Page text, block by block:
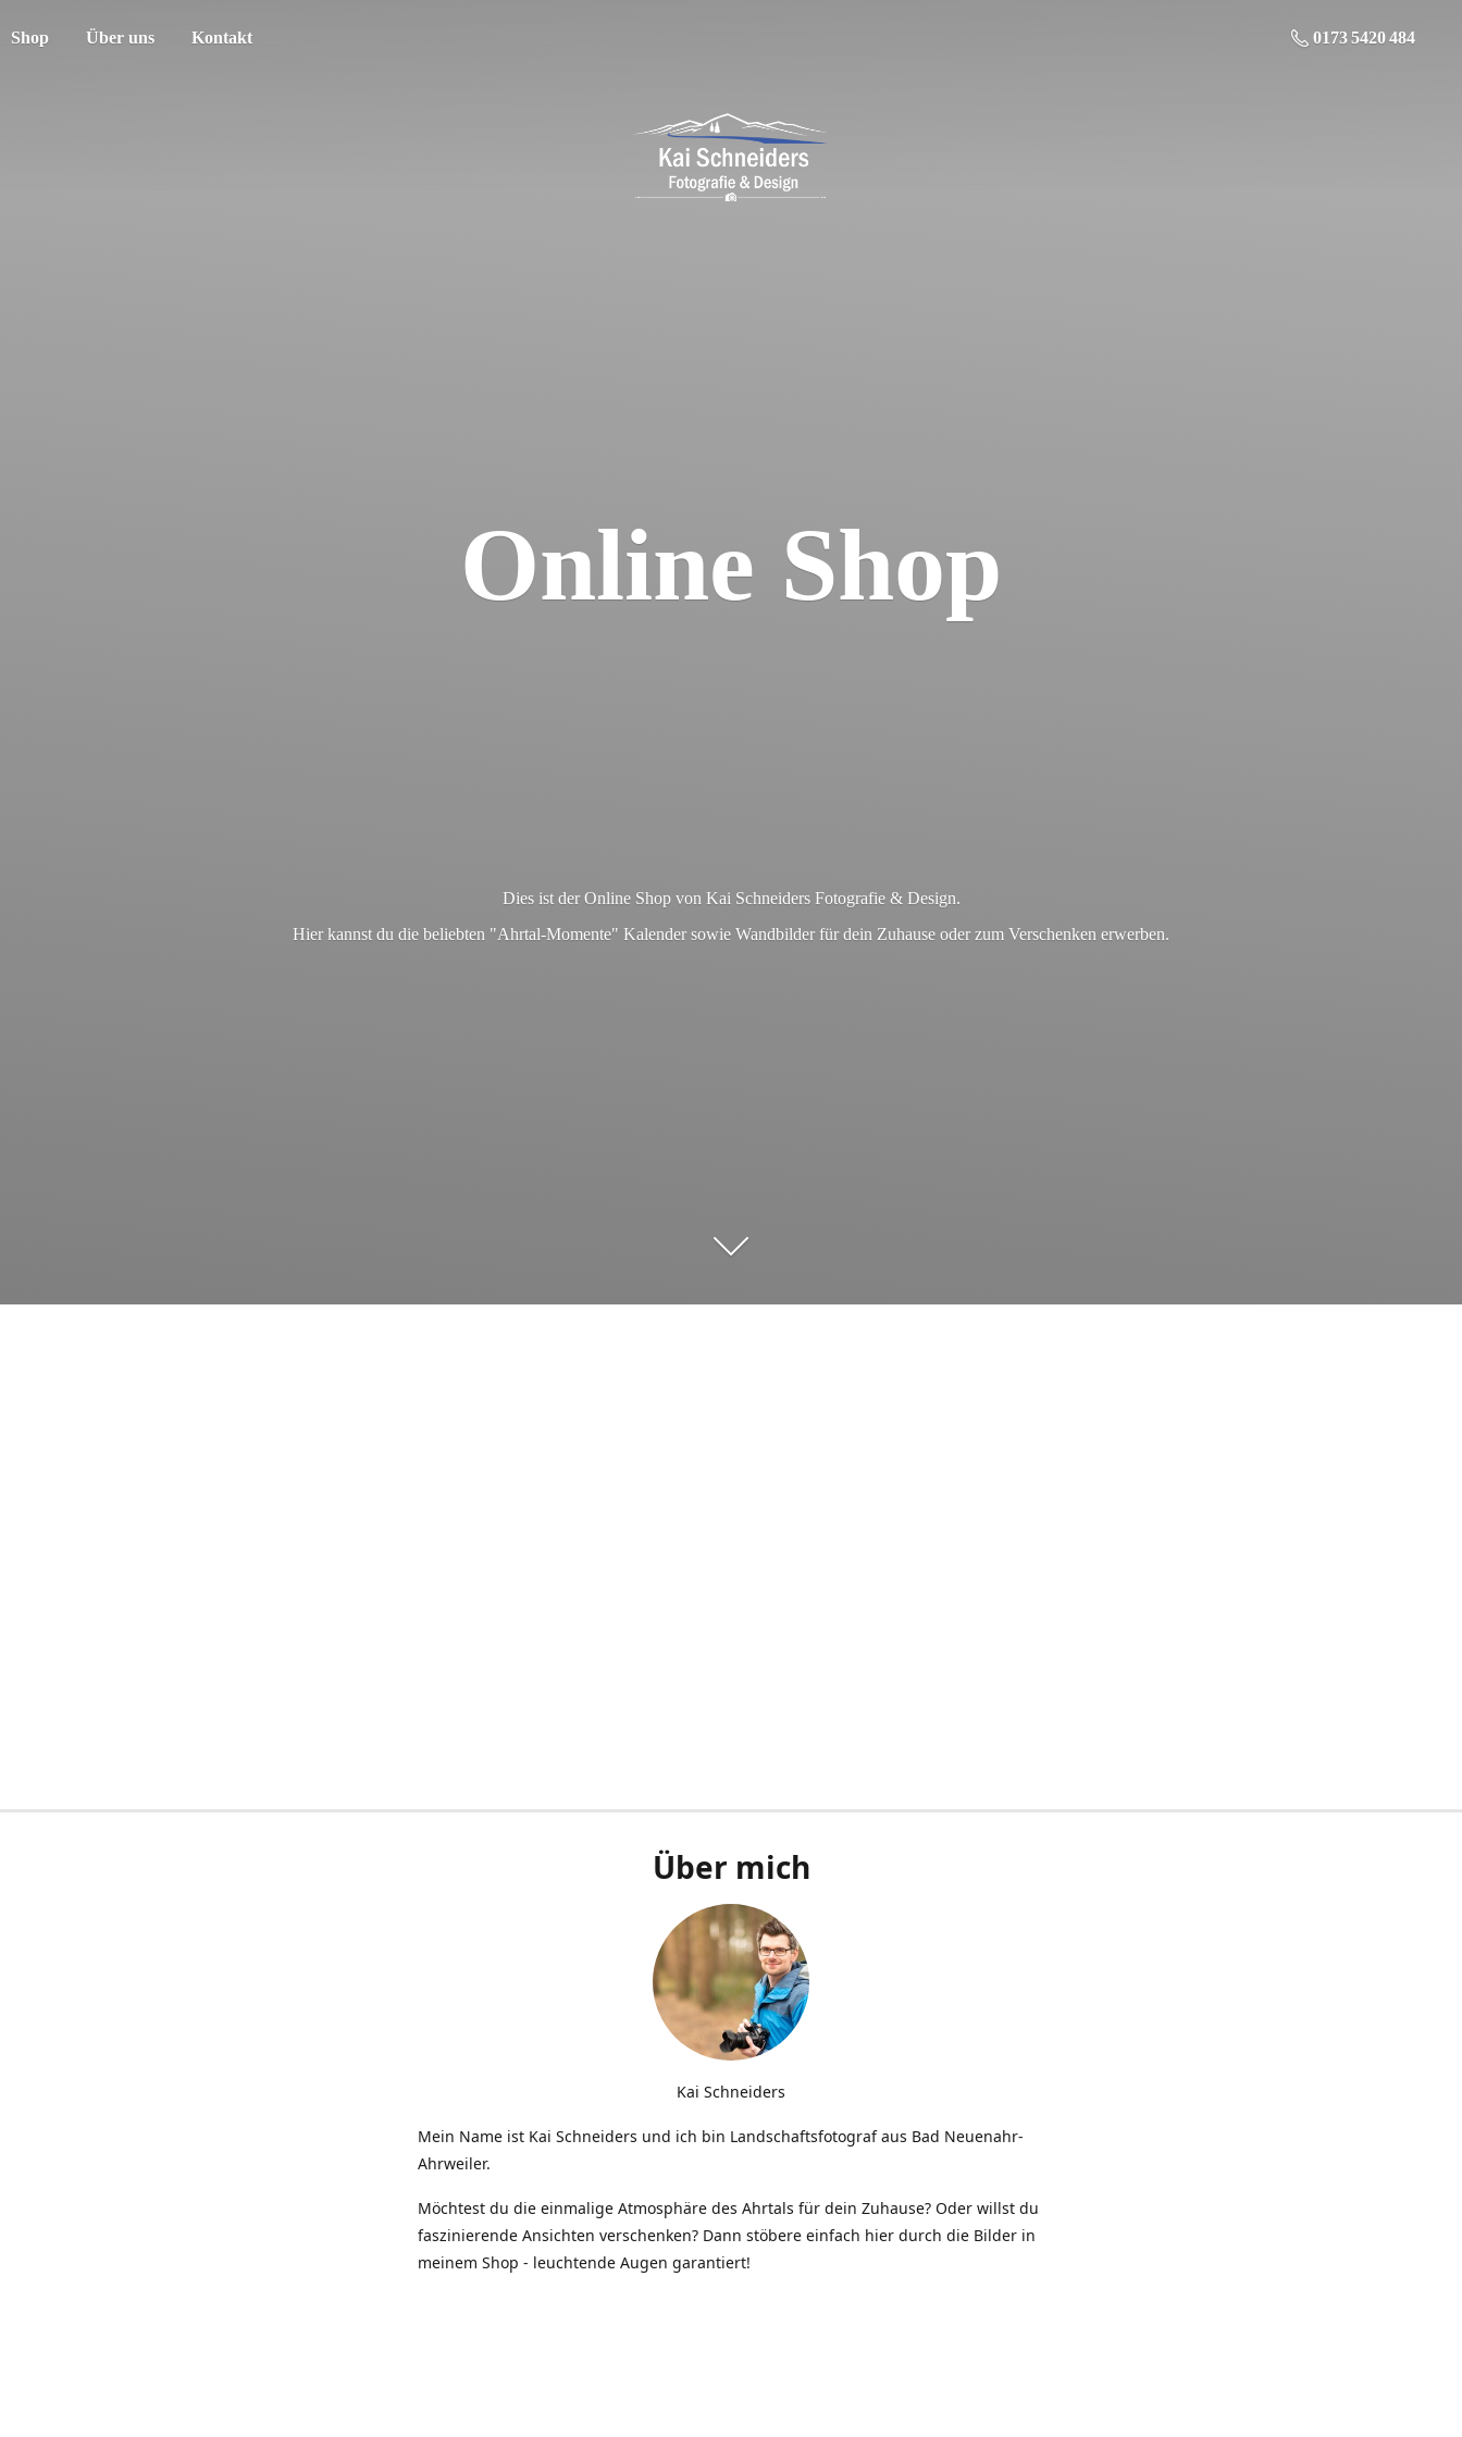
Shop Über uns Kontakt 0173 5420 484
Online Shop
Dies ist der Online Shop von Kai Schneiders Fotografie & Design.
Hier kannst du die beliebten "Ahrtal-Momente" Kalender sowie Wandbilder für dein Zuhause oder zum Verschenken erwerben.
Über mich
Kai Schneiders
Mein Name ist Kai Schneiders und ich bin Landschaftsfotograf aus Bad Neuenahr-
Ahrweiler.
Möchtest du die einmalige Atmosphäre des Ahrtals für dein Zuhause? Oder willst du
faszinierende Ansichten verschenken? Dann stöbere einfach hier durch die Bilder in
meinem Shop - leuchtende Augen garantiert!